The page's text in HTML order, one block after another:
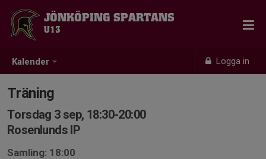
Kalender Logga in
JÖNKÖPING SPARTANS
U13
Träning
Torsdag 3 sep, 18:30-20:00
Rosenlunds IP
Samling: 18:00